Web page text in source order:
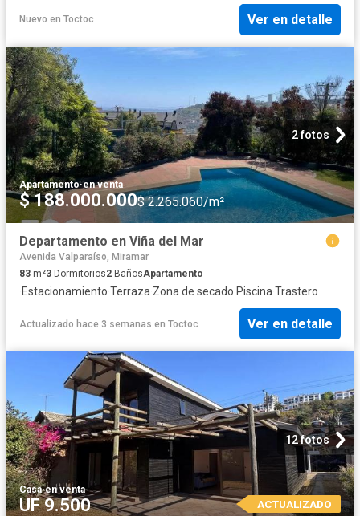
Nuevo en Toctoc Ver en detalle
2 fotos
Apartamento·en venta
$ 188.000.000$ 2.265.060/m²
Departamento en Viña del Mar
Avenida Valparaíso, Miramar
83 m²3 Dormitorios2 BañosApartamento
·Estacionamiento·Terraza·Zona de secado·Piscina·Trastero
Actualizado hace 3 semanas en Toctoc Ver en detalle
12 fotos
Casa·en venta
UF 9.500 ACTUALIZADO